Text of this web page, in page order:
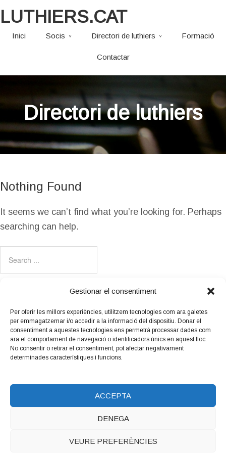
Gestionar el consentiment
Per oferir les millors experiències, utilitzem tecnologies com ara galetes
per emmagatzemar i/o accedir a la informació del dispositiu. Donar el
consentiment a aquestes tecnologies ens permetrà processar dades com
ara el comportament de navegació o identificadors únics en aquest lloc.
No consentir o retirar el consentiment, pot afectar negativament
determinades característiques i funcions.
ACCEPTA
DENEGA
VEURE PREFERÈNCIES
LUTHIERS.CAT
Inici Socis Directori de luthiers Formació
Contactar
Directori de luthiers
Nothing Found
It seems we can’t find what you’re looking for. Perhaps
searching can help.
Amb el suport
de:
Copyright © 2026 LUTHIERS.CAT.Luthiers_cat